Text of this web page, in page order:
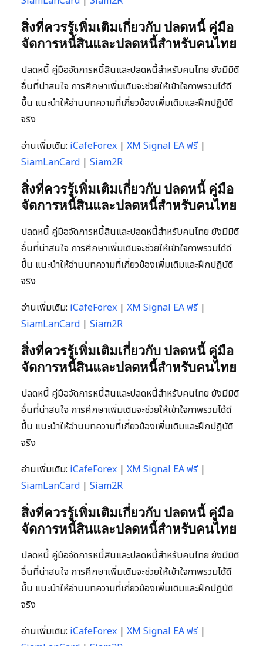
สิ่งที่ควรรู้เพิ่มเติมเกี่ยวกับ ปลดหนี้ คู่มือ
จัดการหนี้สินและปลดหนี้สำหรับคนไทย
ปลดหนี้ คู่มือจัดการหนี้สินและปลดหนี้สำหรับคนไทย ยังมีมิติ
อื่นที่น่าสนใจ การศึกษาเพิ่มเติมจะช่วยให้เข้าใจภาพรวมได้ดี
ขึ้น แนะนำให้อ่านบทความที่เกี่ยวข้องเพิ่มเติมและฝึกปฏิบัติ
จริง
อ่านเพิ่มเติม: iCafeForex | XM Signal EA ฟรี|
SiamLanCard | Siam2R
สิ่งที่ควรรู้เพิ่มเติมเกี่ยวกับ ปลดหนี้ คู่มือ
จัดการหนี้สินและปลดหนี้สำหรับคนไทย
ปลดหนี้ คู่มือจัดการหนี้สินและปลดหนี้สำหรับคนไทย ยังมีมิติ
อื่นที่น่าสนใจ การศึกษาเพิ่มเติมจะช่วยให้เข้าใจภาพรวมได้ดี
ขึ้น แนะนำให้อ่านบทความที่เกี่ยวข้องเพิ่มเติมและฝึกปฏิบัติ
จริง
อ่านเพิ่มเติม: iCafeForex | XM Signal EA ฟรี|
SiamLanCard | Siam2R
สิ่งที่ควรรู้เพิ่มเติมเกี่ยวกับ ปลดหนี้ คู่มือ
จัดการหนี้สินและปลดหนี้สำหรับคนไทย
ปลดหนี้ คู่มือจัดการหนี้สินและปลดหนี้สำหรับคนไทย ยังมีมิติ
อื่นที่น่าสนใจ การศึกษาเพิ่มเติมจะช่วยให้เข้าใจภาพรวมได้ดี
ขึ้น แนะนำให้อ่านบทความที่เกี่ยวข้องเพิ่มเติมและฝึกปฏิบัติ
จริง
อ่านเพิ่มเติม: iCafeForex | XM Signal EA ฟรี|
SiamLanCard | Siam2R
สิ่งที่ควรรู้เพิ่มเติมเกี่ยวกับ ปลดหนี้ คู่มือ
จัดการหนี้สินและปลดหนี้สำหรับคนไทย
ปลดหนี้ คู่มือจัดการหนี้สินและปลดหนี้สำหรับคนไทย ยังมีมิติ
อื่นที่น่าสนใจ การศึกษาเพิ่มเติมจะช่วยให้เข้าใจภาพรวมได้ดี
ขึ้น แนะนำให้อ่านบทความที่เกี่ยวข้องเพิ่มเติมและฝึกปฏิบัติ
จริง
อ่านเพิ่มเติม: iCafeForex | XM Signal EA ฟรี|